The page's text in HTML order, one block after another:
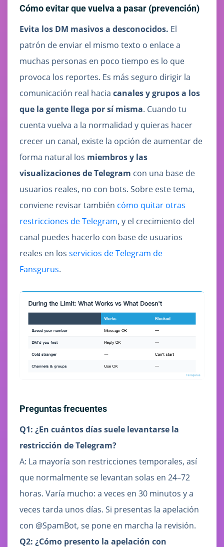
Cómo evitar que vuelva a pasar (prevención)
Evita los DM masivos a desconocidos. El
patrón de enviar el mismo texto o enlace a
muchas personas en poco tiempo es lo que
provoca los reportes. Es más seguro dirigir la
comunicación real hacia canales y grupos a los
que la gente llega por sí misma. Cuando tu
cuenta vuelva a la normalidad y quieras hacer
crecer un canal, existe la opción de aumentar de
forma natural los miembros y las
visualizaciones de Telegram con una base de
usuarios reales, no con bots. Sobre este tema,
conviene revisar también cómo quitar otras
restricciones de Telegram, y el crecimiento del
canal puedes hacerlo con base de usuarios
reales en los servicios de Telegram de
Fansgurus.
Preguntas frecuentes
Q1: ¿En cuántos días suele levantarse la
restricción de Telegram?
A: La mayoría son restricciones temporales, así
que normalmente se levantan solas en 24–72
horas. Varía mucho: a veces en 30 minutos y a
veces tarda unos días. Si presentas la apelación
con @SpamBot, se pone en marcha la revisión.
Q2: ¿Cómo presento la apelación con